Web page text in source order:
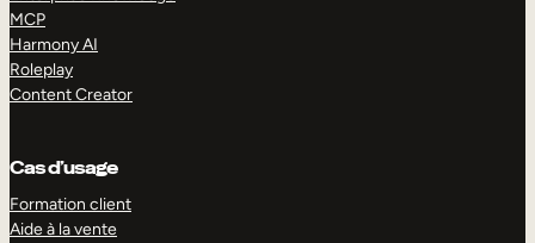
MCP
Harmony AI
Roleplay
Content Creator
Cas d’usage
Formation client
Aide à la vente